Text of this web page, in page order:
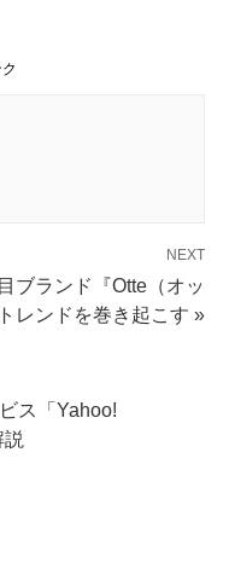
NEXT
ブランド『Otte（オッ
レンドを巻き起こす »
ス「Yahoo!